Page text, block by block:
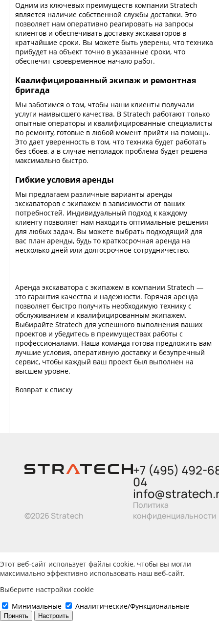
Одним из ключевых преимуществ компании Stratech
является наличие собственной службы доставки. Это
позволяет нам оперативно реагировать на запросы
клиентов и обеспечивать доставку экскаваторов в
кратчайшие сроки. Вы можете быть уверены, что техника
прибудет на объект точно в указанные сроки, что
обеспечит своевременное начало работ.
Квалифицированный экипаж и ремонтная
бригада
Мы заботимся о том, чтобы наши клиенты получали
услуги наивысшего качества. В Stratech работают только
опытные операторы и квалифицированные специалисты
по ремонту, готовые в любой момент прийти на помощь.
Это дает уверенность в том, что техника будет работать
без сбоев, а в случае неполадок проблема будет решена
максимально быстро.
Гибкие условия аренды
Мы предлагаем различные варианты аренды
экскаваторов с экипажем в зависимости от ваших
потребностей. Индивидуальный подход к каждому
клиенту позволяет нам находить оптимальные решения
для любых задач. Вы можете выбрать подходящий для
вас план аренды, будь то краткосрочная аренда на
несколько дней или долгосрочное сотрудничество.
Аренда экскаватора с экипажем в компании Stratech —
это гарантия качества и надежности. Горячая аренда
позволяет быстро получить необходимую технику с
обслуживанием и квалифицированным экипажем.
Выбирайте Stratech для успешного выполнения ваших
проектов и убедитесь в преимуществах работы с
профессионалами. Наша команда готова предложить вам
лучшие условия, оперативную доставку и безупречный
сервис, чтобы каждый ваш проект был выполнен на
высшем уровне.
Возврат к списку
©2026 Stratech
+7 (495) 492-
04
Политика
конфиденциальности
Этот веб-сайт использует файлы cookie, чтобы вы могли
максимально эффективно использовать наш веб-сайт.
Выберите настройки cookie
Минимальные
Аналитические/Функциональные
Принять Настроить